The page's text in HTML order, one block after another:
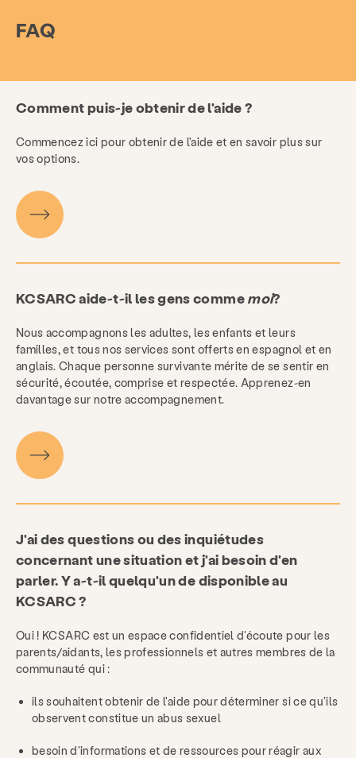
FAQ
Comment puis-je obtenir de l'aide ?
Commencez ici pour obtenir de l'aide et en savoir plus sur
vos options.
KCSARC aide-t-il les gens commemoi?
Nous accompagnons les adultes, les enfants et leurs
familles, et tous nos services sont offerts en espagnol et en
anglais. Chaque personne survivante mérite de se sentir en
sécurité, écoutée, comprise et respectée. Apprenez-en
davantage sur notre accompagnement.
J'ai des questions ou des inquiétudes
concernant une situation et j'ai besoin d'en
parler. Y a-t-il quelqu'un de disponible au
KCSARC ?
Oui ! KCSARC est un espace confidentiel d'écoute pour les
parents/aidants, les professionnels et autres membres de la
communauté qui :
ils souhaitent obtenir de l'aide pour déterminer si ce qu'ils
observent constitue un abus sexuel
besoin d'informations et de ressources pour réagir aux